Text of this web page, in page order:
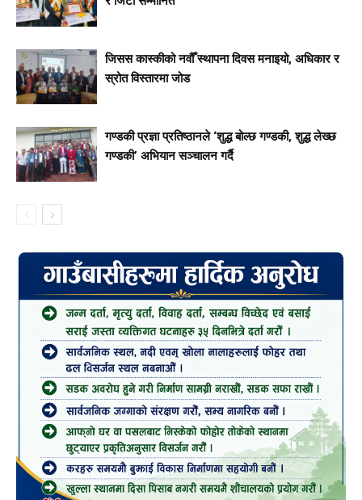
जिसस कास्कीको नवौँ स्थापना दिवस मनाइयो, अधिकार र
स्रोत विस्तारमा जोड
गण्डकी प्रज्ञा प्रतिष्ठानले ‘शुद्ध बोल्छ गण्डकी, शुद्ध लेख्छ
गण्डकी’ अभियान सञ्चालन गर्दै